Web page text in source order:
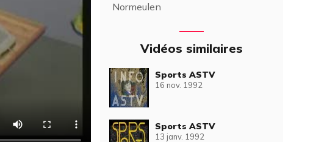
Normeulen
Vidéos similaires
Sports ASTV
16 nov. 1992
Sports ASTV
13 janv. 1992